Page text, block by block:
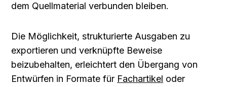
dem Quellmaterial verbunden bleiben.
Die Möglichkeit, strukturierte Ausgaben zu
exportieren und verknüpfte Beweise
beizubehalten, erleichtert den Übergang von
Entwürfen in Formate für Fachartikel oder